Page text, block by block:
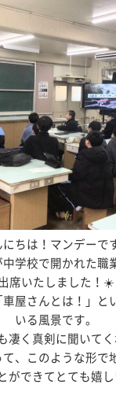
にちは！マンデーで
学校で開かれた職
席いたしました！☀️
屋さんとは！」と
いる風景です。
凄く真剣に聞いてく
、このような形で
ができてとても嬉し